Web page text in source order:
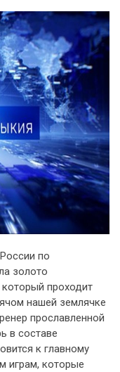
по
золото
проходит
нашей землячке
прославленной
в составе
к главному
играм, которые